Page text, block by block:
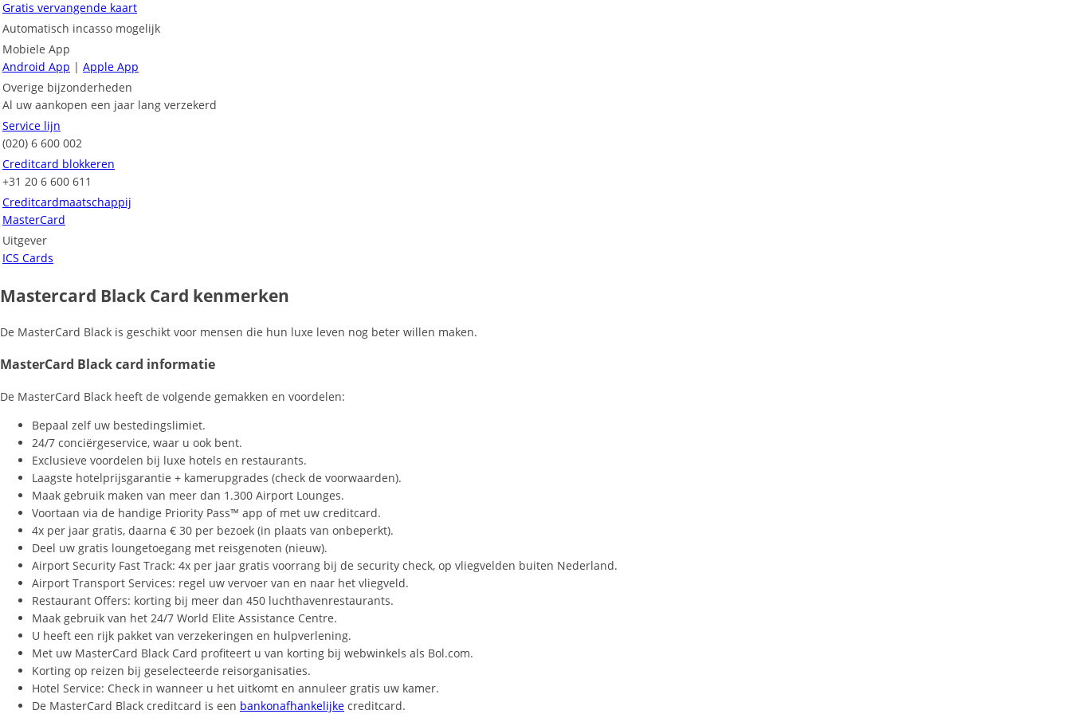
Gratis vervangende kaart
Automatisch incasso mogelijk
Mobiele App
Android App | Apple App
Overige bijzonderheden
Al uw aankopen een jaar lang verzekerd
Service lijn
(020) 6 600 002
Creditcard blokkeren
+31 20 6 600 611
Creditcardmaatschappij
MasterCard
Uitgever
ICS Cards
Mastercard Black Card kenmerken
De MasterCard Black is geschikt voor mensen die hun luxe leven nog beter willen maken.
MasterCard Black card informatie
De MasterCard Black heeft de volgende gemakken en voordelen:
Bepaal zelf uw bestedingslimiet.
24/7 conciërgeservice, waar u ook bent.
Exclusieve voordelen bij luxe hotels en restaurants.
Laagste hotelprijsgarantie + kamerupgrades (check de voorwaarden).
Maak gebruik maken van meer dan 1.300 Airport Lounges.
Voortaan via de handige Priority Pass™ app of met uw creditcard.
4x per jaar gratis, daarna € 30 per bezoek (in plaats van onbeperkt).
Deel uw gratis loungetoegang met reisgenoten (nieuw).
Airport Security Fast Track: 4x per jaar gratis voorrang bij de security check, op vliegvelden buiten Nederland.
Airport Transport Services: regel uw vervoer van en naar het vliegveld.
Restaurant Offers: korting bij meer dan 450 luchthavenrestaurants.
Maak gebruik van het 24/7 World Elite Assistance Centre.
U heeft een rijk pakket van verzekeringen en hulpverlening.
Met uw MasterCard Black Card profiteert u van korting bij webwinkels als Bol.com.
Korting op reizen bij geselecteerde reisorganisaties.
Hotel Service: Check in wanneer u het uitkomt en annuleer gratis uw kamer.
De MasterCard Black creditcard is een bankonafhankelijke creditcard.